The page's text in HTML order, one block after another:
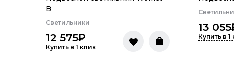
B
Светильники
12 575₽
Купить в 1 клик
13 055
Купить в 1